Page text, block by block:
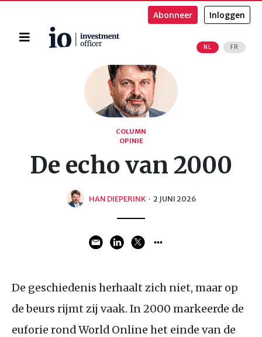
Home
NL FR
Abonneer Inloggen
COLUMN
OPINIE
De echo van 2000
HAN DIEPERINK · 2 JUNI 2026
De geschiedenis herhaalt zich niet, maar op
de beurs rijmt zij vaak. In 2000 markeerde de
euforie rond World Online het einde van de